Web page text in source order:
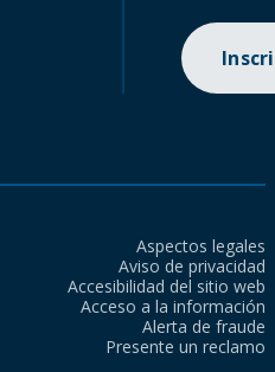
Aspectos legales
Aviso de privacidad
Accesibilidad del sitio web
Acceso a la información
Alerta de fraude
Presente un reclamo